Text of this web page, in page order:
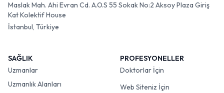
Maslak Mah. Ahi Evran Cd. A.O.S 55 Sokak No:2 Aksoy Plaza Giriş
Kat Kolektif House
İstanbul, Türkiye
SAĞLIK
Uzmanlar
Uzmanlık Alanları
PROFESYONELLER
Doktorlar İçin
Web Siteniz İçin